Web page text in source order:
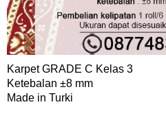
Karpet GRADE C Kelas 3
Ketebalan ±8 mm
Made in Turki